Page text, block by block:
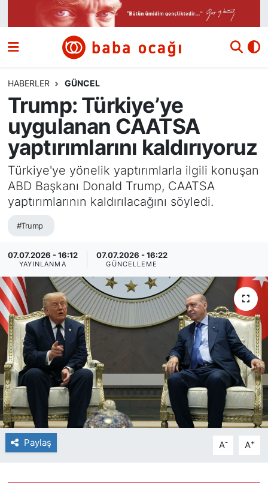
HABERLER GÜNCEL
Trump: Türkiye’ye
uygulanan CAATSA
yaptırımlarını kaldırıyoruz
Türkiye'ye yönelik yaptırımlarla ilgili konuşan
ABD Başkanı Donald Trump, CAATSA
yaptırımlarının kaldırılacağını söyledi.
#Trump
07.07.2026 - 16:12
YAYINLANMA
07.07.2026 - 16:22
GÜNCELLEME
Paylaş A- A+
Siyaset
Ekonomi
Dünya
Kültür ve Sanat
Eğitim
Bilim ve Teknoloji
Yazı Dizisi
Nöbetçi Eczaneler
Hava Durumu
Namaz Vakitleri
Trafik Durumu
Süper Lig Puan Durumu ve Fikstür
Tüm Manşetler
Son Dakika Haberleri
Haber Arşivi